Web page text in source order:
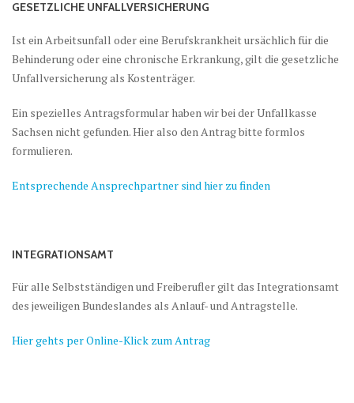
GESETZLICHE UNFALLVERSICHERUNG
Ist ein Arbeitsunfall oder eine Berufskrankheit ursächlich für die
Behinderung oder eine chronische Erkrankung, gilt die gesetzliche
Unfallversicherung als Kostenträger.
Ein spezielles Antragsformular haben wir bei der Unfallkasse
Sachsen nicht gefunden. Hier also den Antrag bitte formlos
formulieren.
Entsprechende Ansprechpartner sind hier zu finden
INTEGRATIONSAMT
Für alle Selbstständigen und Freiberufler gilt das Integrationsamt
des jeweiligen Bundeslandes als Anlauf- und Antragstelle.
Hier gehts per Online-Klick zum Antrag